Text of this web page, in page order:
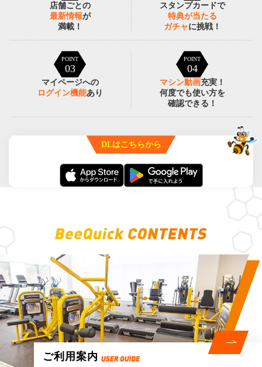
店舗ごとの
最新情報が
満載！
スタンプカードで
特典が当たる
ガチャに挑戦！
POINT
03
マイページへの
ログイン機能あり
POINT
04
マシン動画充実！
何度でも使い方を
確認できる！
DLはこちらから
ご利用案内